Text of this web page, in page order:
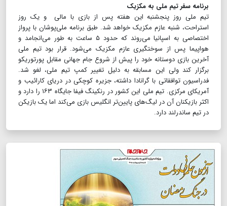
برنامه سفر تیم ملی به مکزیک
تیم ملی روز پنجشنبه این هفته پس از بازی با مالی و یک روز
استراحت، شنبه عازم مکزیک خواهد شد. طبق برنامه ملی‌پوشان با پرواز
اختصاصی به اسپانیا می‌روند که حدود ۵ ساعت به طور می‌انجامد و
هواپیما پس از سوختگیری عازم مکزیک می‌شود. قرار بود تیم ملی
آخرین بازی دوستانه خود را پیش از شروع جام جهانی مقابل پورتوریکو
برگزار کند ولی این مسابقه به دلیل تغییر کمپ تیم ملی، لغو شد.
فدراسیون توافقاتی با گرانادا داشته، جزیره کوچکی در دریای کارائیب و
آمریکای مرکزی. تیم ملی این کشور در رنکینگ فیفا جایگاه ۱۶۳ را دارد و
اکثر بازیکنان آن در لیگ‌های پایین‌تر انگلیس بازی می‌کند اما یک بازیکن
در تیم ساندرلند دارد.